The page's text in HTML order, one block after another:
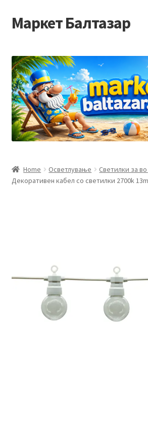
Skip
to
Skip
to
Маркет Балтазар
Checkout
Homepage
Privacy Policy
Контакт
Мој профил
Рекламации и замена на производ
Сите производи
Home Осветлување
Светилки за
Декоративен кабел со светилки 2700k